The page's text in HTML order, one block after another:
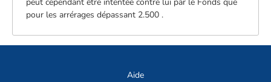
pour les arrérages dépassant 2.500 .
Aide